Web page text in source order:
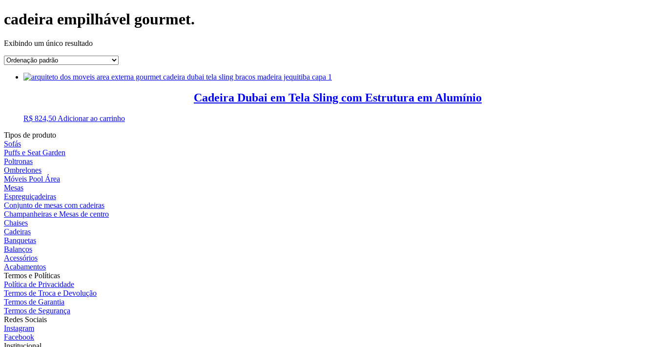
cadeira empilhável gourmet.
Exibindo um único resultado
Cadeira Dubai em Tela Sling com Estrutura em Alumínio
R$ 824,50 Adicionar ao carrinho
Tipos de produto
Sofás
Puffs e Seat Garden
Poltronas
Ombrelones
Móveis Pool Área
Mesas
Espreguiçadeiras
Conjunto de mesas com cadeiras
Champanheiras e Mesas de centro
Chaises
Cadeiras
Banquetas
Balanços
Acessórios
Acabamentos
Termos e Políticas
Política de Privacidade
Termos de Troca e Devolução
Termos de Garantia
Termos de Segurança
Redes Sociais
Instagram
Facebook